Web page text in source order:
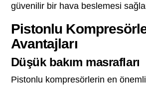
güvenilir bir hava beslemesi
Pistonlu
Avantajları
Düşük bakım masrafları
Pistonlu kompresörlerin en